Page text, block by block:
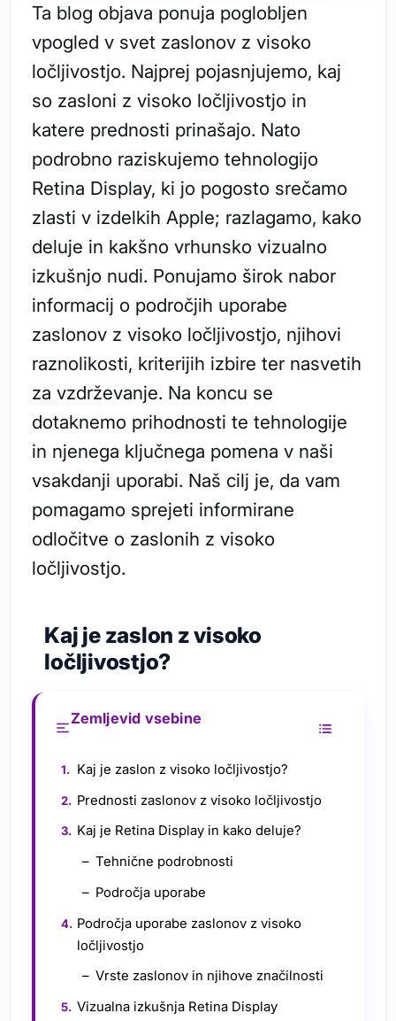
Ta blog objava ponuja poglobljen
vpogled v svet zaslonov z visoko
ločljivostjo. Najprej pojasnjujemo, kaj
so zasloni z visoko ločljivostjo in
katere prednosti prinašajo. Nato
podrobno raziskujemo tehnologijo
Retina Display, ki jo pogosto srečamo
zlasti v izdelkih Apple; razlagamo, kako
deluje in kakšno vrhunsko vizualno
izkušnjo nudi. Ponujamo širok nabor
informacij o področjih uporabe
zaslonov z visoko ločljivostjo, njihovi
raznolikosti, kriterijih izbire ter nasvetih
za vzdrževanje. Na koncu se
dotaknemo prihodnosti te tehnologije
in njenega ključnega pomena v naši
vsakdanji uporabi. Naš cilj je, da vam
pomagamo sprejeti informirane
odločitve o zaslonih z visoko
ločljivostjo.
Kaj je zaslon z visoko
ločljivostjo?
Zemljevid vsebine
Kaj je zaslon z visoko ločljivostjo?
Prednosti zaslonov z visoko ločljivostjo
Kaj je Retina Display in kako deluje?
Tehnične podrobnosti
Področja uporabe
Področja uporabe zaslonov z visoko
ločljivostjo
Vrste zaslonov in njihove značilnosti
Vizualna izkušnja Retina Display